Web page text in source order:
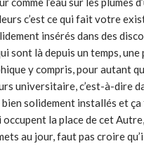
c’est ce qui fait votre
insérés dans des
sont là depuis un temps, une
y compris, pour autant
universitaire, c’est-à-dire
solidement installés et
la place de cet
au jour, faut pas croire